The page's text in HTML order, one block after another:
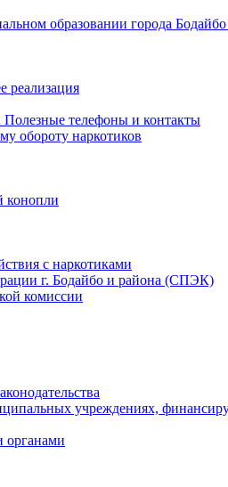
образовании города
реализация
Полезные телефоны и контакты
обороту наркотиков
конопли
с наркотиками
г. Бодайбо и района (СПЭК)
комиссии
учреждениях,
органами